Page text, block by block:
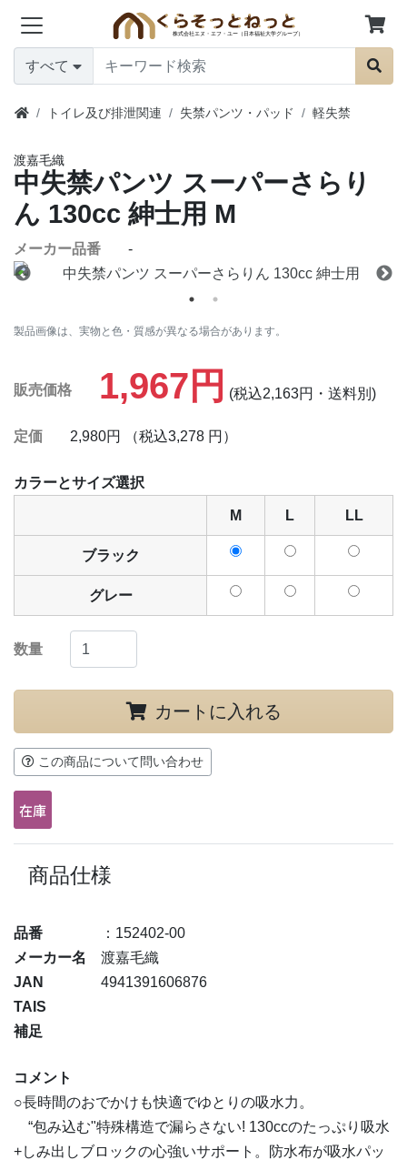
すべて
トイレ及び排泄関連 失禁パンツ・パッド 軽失禁
渡嘉毛織
中失禁パンツ スーパーさらり
ん 130cc 紳士用 M
メーカー品番 -
製品画像は、実物と色・質感が異なる場合があります。
販売価格 1,967円 (税込2,163円・送料別)
定価 2,980円 （税込3,278 円）
カラーとサイズ選択
M L LL
ブラック
グレー
数量
カートに入れる
この商品について問い合わせ
商品仕様
品番
：152402-00
メーカー名
渡嘉毛織
JAN
4941391606876
TAIS
補足
コメント
○長時間のおでかけも快適でゆとりの吸水力。
“包み込む"特殊構造で漏らさない! 130ccのたっぷり吸水
+しみ出しブロックの心強いサポート。防水布が吸水パッ